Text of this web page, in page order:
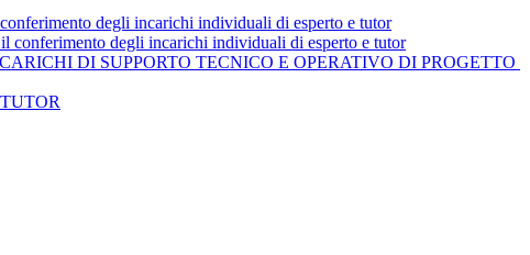
degli incarichi individuali di esperto e tutor
conferimento degli incarichi individuali di esperto e tutor
DI SUPPORTO TECNICO E OPERATIVO DI PROGETTO